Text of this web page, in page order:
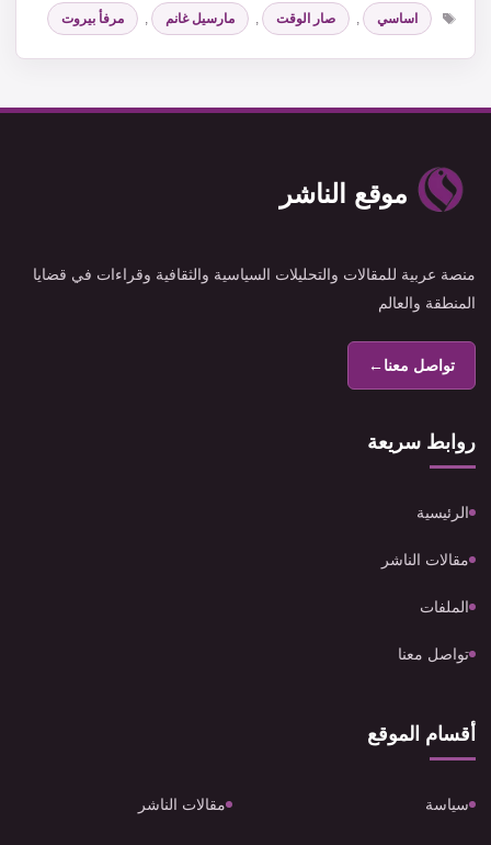
الوسوم
اساسي , صار الوقت , مارسيل غانم , مرفأ بيروت
موقع الناشر
منصة عربية للمقالات والتحليلات السياسية والثقافية وقراءات في قضايا
المنطقة والعالم
تواصل معنا←
روابط سريعة
الرئيسية
مقالات الناشر
الملفات
تواصل معنا
أقسام الموقع
سياسة مقالات الناشر